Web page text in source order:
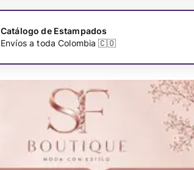
Catálogo de Estampados
Envíos a toda Colombia 🇨🇴